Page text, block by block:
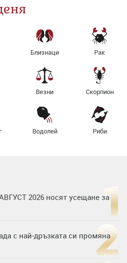
Близнаци Рак
Везни Скорпион
Водолей Риби
2026 носят усещане за
с най-дръзката си промяна